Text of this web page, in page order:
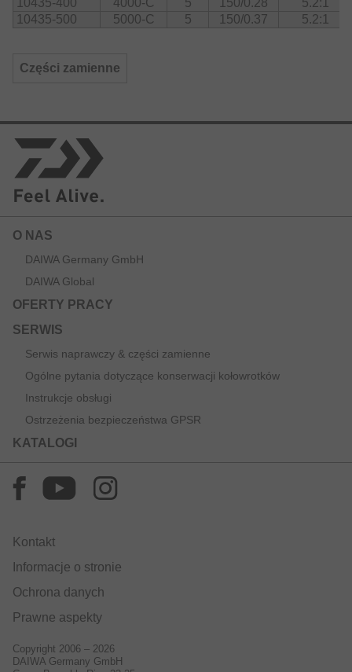
kształcie litery T.
10435-400
4000-C 5 150/0.28
5.2:1
10435-500
5000-C 5 150/0.37 5.2:1
Części zamienne
O NAS
DAIWA Germany GmbH
DAIWA Global
OFERTY PRACY
SERWIS
Serwis naprawczy & części zamienne
Ogólne pytania dotyczące konserwacji kołowrotków
Instrukcje obsługi
Ostrzeżenia bezpieczeństwa GPSR
KATALOGI
Kontakt
Informacje o stronie
Ochrona danych
Prawne aspekty
Copyright 2006 – 2026
DAIWA Germany GmbH